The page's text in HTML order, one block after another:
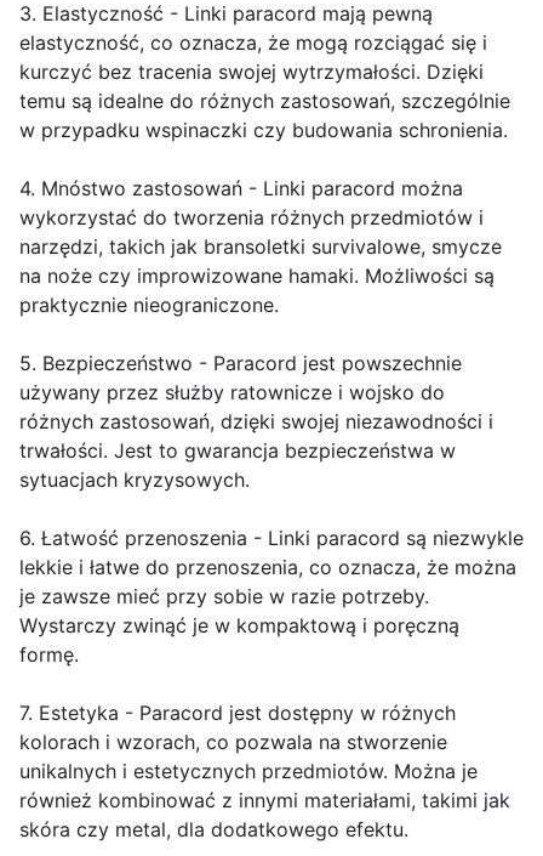
3. Elastyczność - Linki paracord mają pewną
elastyczność, co oznacza, że mogą rozciągać się i
kurczyć bez tracenia swojej wytrzymałości. Dzięki
temu są idealne do różnych zastosowań, szczególnie
w przypadku wspinaczki czy budowania schronienia.
4. Mnóstwo zastosowań - Linki paracord można
wykorzystać do tworzenia różnych przedmiotów i
narzędzi, takich jak bransoletki survivalowe, smycze
na noże czy improwizowane hamaki. Możliwości są
praktycznie nieograniczone.
5. Bezpieczeństwo - Paracord jest powszechnie
używany przez służby ratownicze i wojsko do
różnych zastosowań, dzięki swojej niezawodności i
trwałości. Jest to gwarancja bezpieczeństwa w
sytuacjach kryzysowych.
6. Łatwość przenoszenia - Linki paracord są niezwykle
lekkie i łatwe do przenoszenia, co oznacza, że można
je zawsze mieć przy sobie w razie potrzeby.
Wystarczy zwinąć je w kompaktową i poręczną
formę.
7. Estetyka - Paracord jest dostępny w różnych
kolorach i wzorach, co pozwala na stworzenie
unikalnych i estetycznych przedmiotów. Można je
również kombinować z innymi materiałami, takimi jak
skóra czy metal, dla dodatkowego efektu.